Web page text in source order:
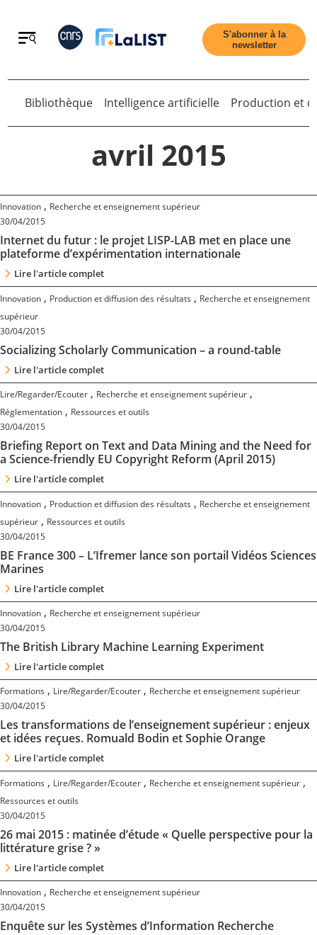
Retour
Accueil
Tous les articles
Qui sommes nous ?
Contact
Nous suivre
S'abonner à la
newsletter
Retour
Bibliothèque Intelligence artificielle Production et
avril 2015
Innovation , Recherche et enseignement supérieur
30/04/2015
Internet du futur : le projet LISP-LAB met en place une
plateforme d’expérimentation internationale
Lire l'article complet
Innovation , Production et diffusion des résultats , Recherche et enseignement
supérieur
30/04/2015
Socializing Scholarly Communication – a round-table
Lire l'article complet
Lire/Regarder/Ecouter , Recherche et enseignement supérieur ,
Réglementation , Ressources et outils
30/04/2015
Briefing Report on Text and Data Mining and the Need for
a Science-friendly EU Copyright Reform (April 2015)
Lire l'article complet
Innovation , Production et diffusion des résultats , Recherche et enseignement
supérieur , Ressources et outils
30/04/2015
BE France 300 – L’Ifremer lance son portail Vidéos Sciences
Marines
Lire l'article complet
Innovation , Recherche et enseignement supérieur
30/04/2015
The British Library Machine Learning Experiment
Lire l'article complet
Formations , Lire/Regarder/Ecouter , Recherche et enseignement supérieur
30/04/2015
Les transformations de l’enseignement supérieur : enjeux
et idées reçues. Romuald Bodin et Sophie Orange
Lire l'article complet
Formations , Lire/Regarder/Ecouter , Recherche et enseignement supérieur ,
Ressources et outils
30/04/2015
26 mai 2015 : matinée d’étude « Quelle perspective pour la
littérature grise ? »
Lire l'article complet
Innovation , Recherche et enseignement supérieur
30/04/2015
Enquête sur les Systèmes d’Information Recherche